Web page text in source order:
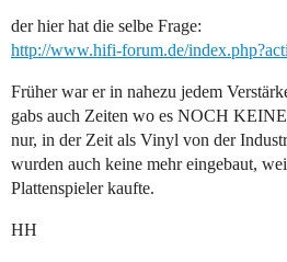
der hier hat die selbe Frage:
http://www.hifi-forum.de/
Früher war er in nahezu jedem
gabs auch Zeiten wo es NOCH
nur, in der Zeit als Vinyl von der
wurden auch keine mehr eingebaut,
Plattenspieler kaufte.
HH